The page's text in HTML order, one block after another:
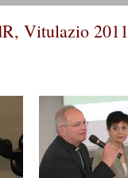
Vitulazio 2011